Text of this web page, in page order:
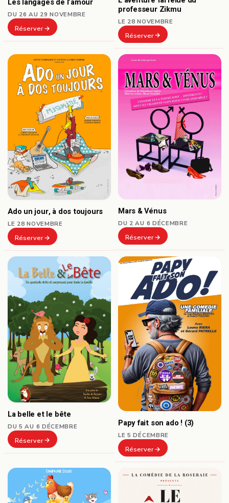
Les langages de l’amour
DU 26 AU 29 NOVEMBRE
Réserver
professeur Zikmu
LE 28 NOVEMBRE
Réserver
Ado un jour, à dos toujours
LE 28 NOVEMBRE
Réserver
Mars & Vénus
DU 2 AU 6 DÉCEMBRE
Réserver
La belle et le bête
DU 5 AU 6 DÉCEMBRE
Réserver
Papy fait son ado ! (3)
LE 5 DÉCEMBRE
Réserver